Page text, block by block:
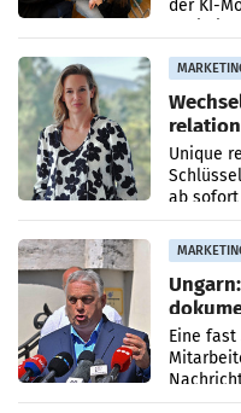
der KI-
Unique
ab
PR-
Anna
Zensur
Eine